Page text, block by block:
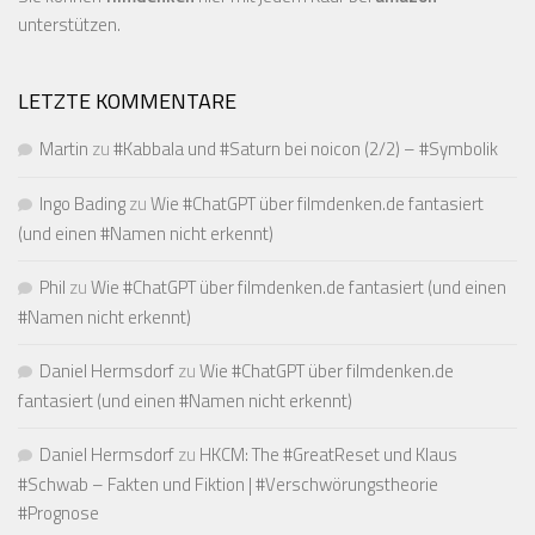
unterstützen.
LETZTE KOMMENTARE
Martin zu#Kabbala und #Saturn bei noicon (2/2) – #Symbolik
Ingo BadingzuWie #ChatGPT über filmdenken.de fantasiert
(und einen #Namen nicht erkennt)
Phil zuWie #ChatGPT über filmdenken.de fantasiert (und einen
#Namen nicht erkennt)
Daniel HermsdorfzuWie #ChatGPT über filmdenken.de
fantasiert (und einen #Namen nicht erkennt)
Daniel Hermsdorfzu HKCM: The #GreatReset und Klaus
#Schwab – Fakten und Fiktion | #Verschwörungstheorie
#Prognose